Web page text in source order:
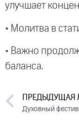
улучшает
• Молитва в
• Важно
баланса.
ПРЕДЫДУЩАЯ